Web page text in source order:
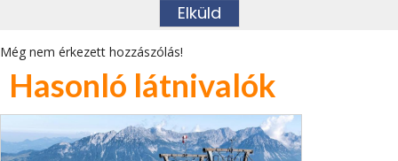
Még nem érkezett hozzászólás!
Hasonló látnivalók